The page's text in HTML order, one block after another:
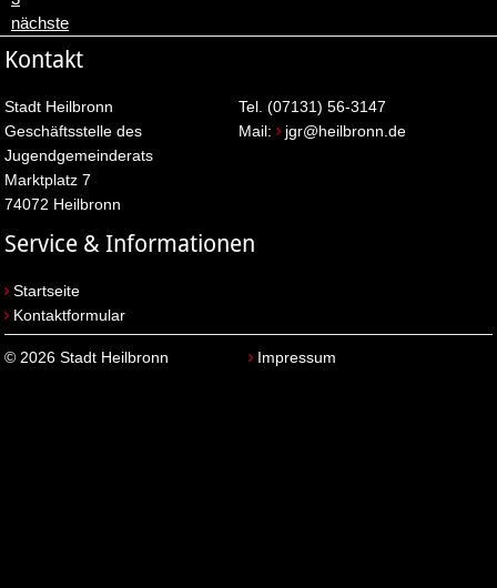
nächste
Kontakt
Stadt Heilbronn
Geschäftsstelle des
Jugendgemeinderats
Marktplatz 7
74072 Heilbronn
Tel. (07131) 56-3147
Mail: jgr@heilbronn.de
Service & Informationen
Startseite
Kontaktformular
© 2026 Stadt Heilbronn Impressum